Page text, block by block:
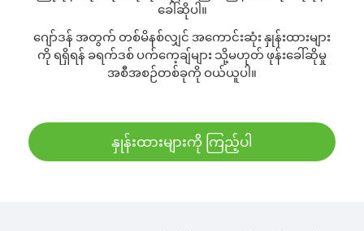
ခေါ်ဆိုပါ။
ဂျော်ဒန် အတွက် တစ်မိနစ်လျှင် အကောင်းဆုံး နှုန်းထားများ
ကို ရရှိရန် ခရက်ဒစ် ပက်ကေ့ချ်များ သို့မဟုတ် ဖုန်းခေါ်ဆိုမှု
အစီအစဉ်တစ်ခုကို ဝယ်ယူပါ။
နှုန်းထားများကို ကြည့်ပါ